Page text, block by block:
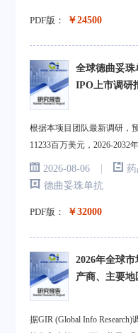
PDF版： ￥24500
全球德曲妥
IPO上市调研
根据本项目团队最新调研，
11233百万美元，2026-2032
2026-08-06 |
德曲妥珠单抗
PDF版： ￥32000
2026年全球
产商、主要
据GIR (Global Info